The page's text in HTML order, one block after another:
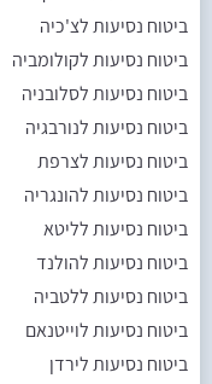
ביטוח נסיעות לצ'כיה
ביטוח נסיעות לקולומביה
ביטוח נסיעות לסלובניה
ביטוח נסיעות לנורבגיה
ביטוח נסיעות לצרפת
ביטוח נסיעות להונגריה
ביטוח נסיעות לליטא
ביטוח נסיעות להולנד
ביטוח נסיעות ללטביה
ביטוח נסיעות לוייטנאם
ביטוח נסיעות לירדן